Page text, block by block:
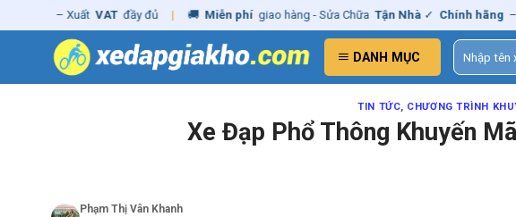
to
VAT đầy đủ 🚚 Miễn phí giao hàng - Sửa Chữa Tận Nhà ✓ Chính hãng – Xuất VAT
DANH MỤC
Tìm
kiếm:
TIN TỨC, CHƯƠNG TRÌNH
Xe Đạp Phổ Thông Khuyến
Phạm Thị Vân Khanh